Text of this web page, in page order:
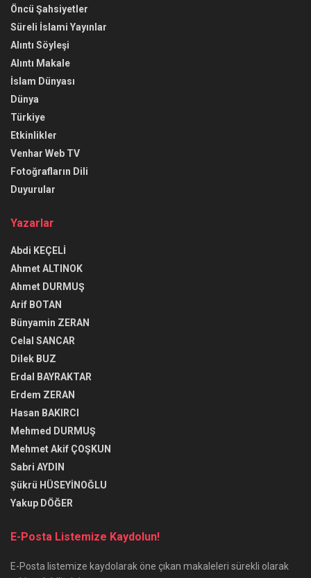
Öncü Şahsiyetler
Süreli İslami Yayınlar
Alıntı Söyleşi
Alıntı Makale
İslam Dünyası
Dünya
Türkiye
Etkinlikler
Venhar Web TV
Fotoğrafların Dili
Duyurular
Yazarlar
Abdi KEÇELİ
Ahmet ALTINOK
Ahmet DURMUŞ
Arif BOTAN
Bünyamin ZERAN
Celal SANCAR
Dilek BUZ
Erdal BAYRAKTAR
Erdem ZERAN
Hasan BAKIRCI
Mehmed DURMUŞ
Mehmet Akif ÇOŞKUN
Sabri AYDIN
Şükrü HÜSEYİNOĞLU
Yakup DÖĞER
E-Posta Listemize Kaydolun!
E-Posta listemize kaydolarak öne çıkan makaleleri sürekli olarak